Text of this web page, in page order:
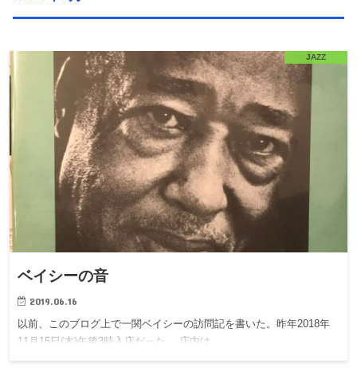
JAZZ
ベイシーの音
2019.06.16
以前、このブログ上で一関ベイシーの訪問記を書いた。昨年2018年
11月15日(木)午後3時入店だった。 店内は…